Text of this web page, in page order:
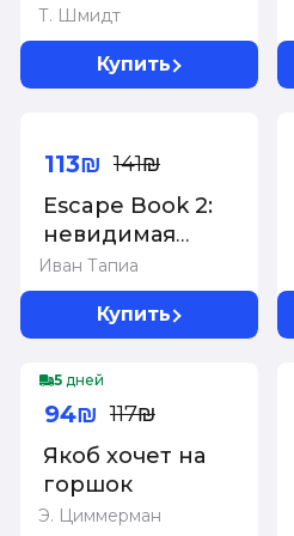
Т. Шмидт
календарь на
2024 год. Что и
когда надо
Купить
Иван Тапиа
Escape Book 2:
невидимая
угроза. Книга,
основанная на
принципе
квест-румов
113₪ 141₪
Купить
-20%
5 дней
Э. Циммерман
Якоб хочет на
горшок
94₪ 117₪